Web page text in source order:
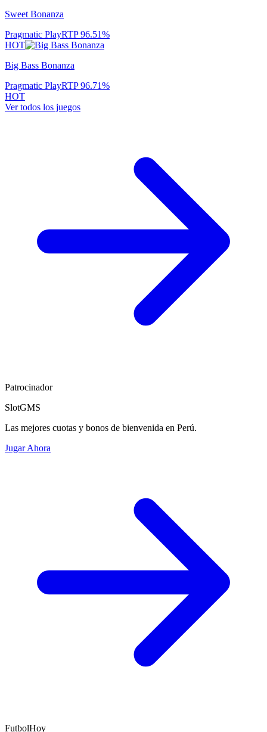
Sweet Bonanza
Pragmatic PlayRTP96.51%
HOT
Big Bass Bonanza
Pragmatic PlayRTP96.71%
HOT
Ver todos los juegos
Patrocinador
SlotGMS
Las mejores cuotas y bonos de bienvenida en Perú.
Jugar Ahora
FutbolHoy